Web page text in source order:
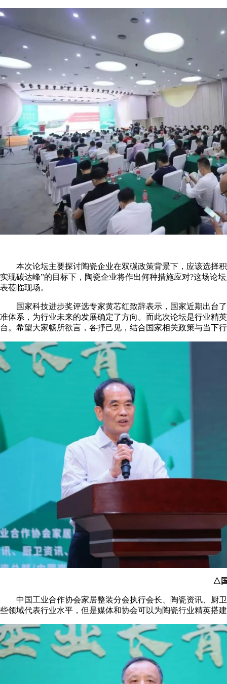
本次论坛主要探讨陶瓷企业在双碳政策背景下，应该选择积
实现碳达峰”的目标下，陶瓷企业将作出何种措施应对?这场论
表莅临现场。
国家科技进步奖评选专家黄芯红致辞表示，国家近期出台了
准体系，为行业未来的发展确定了方向。而此次论坛是行业精
台。希望大家畅所欲言，各抒己见，结合国家相关政策与当下
△
中国工业合作协会家居整装分会执行会长、陶瓷资讯、厨卫
些领域代表行业水平，但是媒体和协会可以为陶瓷行业精英搭